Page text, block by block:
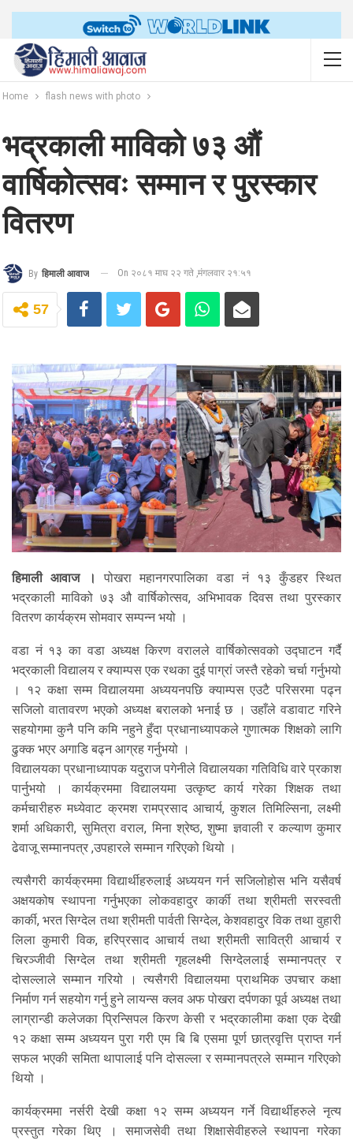
Home flash news with photo
भद्रकाली माविको ७३ औं
वार्षिकोत्सवः सम्मान र पुरस्कार
वितरण
By हिमाली आवाज On २०८१ माघ २२ गते ,मंगलवार २१:५१
57
हिमाली आवाज ।
पोखरा महानगरपालिका वडा नं १३ कुँडहर स्थित
भद्रकाली माविको ७३ औ वार्षिकोत्सव, अभिभावक दिवस तथा पुरस्कार
वितरण कार्यक्रम सोमवार सम्पन्न भयो ।
वडा नं १३ का वडा अध्यक्ष किरण वरालले वार्षिकोत्सवको उद्घाटन गर्दै
भद्रकाली विद्यालय र क्याम्पस एक रथका दुई पाग्रां जस्तै रहेको चर्चा गर्नुभयो
। १२ कक्षा सम्म विद्यालयमा अध्ययनपछि क्याम्पस एउटै परिसरमा पढ्न
सजिलो वातावरण भएको अध्यक्ष बरालको भनाई छ । उहाँले वडावाट गरिने
सहयोगमा कुनै पनि कमि नहुने हुँदा प्रधानाध्यापकले गुणात्मक शिक्षको लागि
ढुक्क भएर अगाडि बढ्न आग्रह गर्नुभयो ।
विद्यालयका प्रधानाध्यापक यदुराज पगेनीले विद्यालयका गतिविधि वारे प्रकाश
पार्नुभयो । कार्यक्रममा विद्यालयमा उत्कृष्ट कार्य गरेका शिक्षक तथा
कर्मचारीहरु मध्येवाट क्रमश रामप्रसाद आचार्य, कुशल तिमिल्सिना, लक्ष्मी
शर्मा अधिकारी, सुमित्रा वराल, मिना श्रेष्ठ, शुष्मा ज्ञवाली र कल्याण कुमार
ढेवाजू सम्मानपत्र ,उपहारले सम्मान गरिएको थियो ।
त्यसैगरी कार्यक्रममा विद्यार्थीहरुलाई अध्ययन गर्न सजिलोहोस भनि यसैवर्ष
अक्षयकोष स्थापना गर्नुभएका लोकवहादुर कार्की तथा श्रीमती सरस्वती
कार्की, भरत सिग्देल तथा श्रीमती पार्वती सिग्देल, केशवहादुर विक तथा वुहारी
लिला कुमारी विक, हरिप्रसाद आचार्य तथा श्रीमती सावित्री आचार्य र
चिरञ्जीवी सिग्देल तथा श्रीमती गृहलक्ष्मी सिग्देललाई सम्मानपत्र र
दोसल्लाले सम्मान गरियो । त्यसैगरी विद्यालयमा प्राथमिक उपचार कक्षा
निर्माण गर्न सहयोग गर्नु हुने लायन्स क्लव अफ पोखरा दर्पणका पूर्व अध्यक्ष तथा
लाग्रान्डी कलेजका प्रिन्सिपल किरण केसी र भद्रकालीमा कक्षा एक देखी
१२ कक्षा सम्म अध्ययन पुरा गरी एम बि बि एसमा पूर्ण छात्रवृत्ति प्राप्त गर्न
सफल भएकी समिता थापालाई पनि दोसल्ला र सम्मानपत्रले सम्मान गरिएको
थियो ।
कार्यक्रममा नर्सरी देखी कक्षा १२ सम्म अध्ययन गर्ने विद्यार्थीहरुले नृत्य
प्रस्तुत गरेका थिए । समाजसेवी तथा शिक्षासेवीहरुले स्थापना गरेका